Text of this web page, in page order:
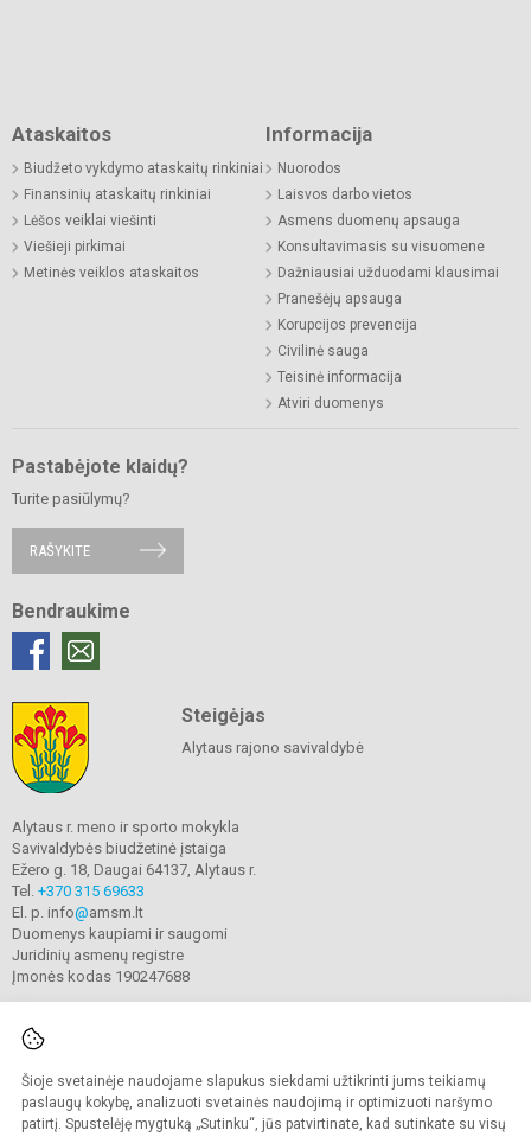
Šioje svetainėje naudojame slapukus siekdami užtikrinti jums teikiamų
paslaugų kokybę, analizuoti svetainės naudojimą ir optimizuoti naršymo
patirtį. Spustelėję mygtuką „Sutinku“, jūs patvirtinate, kad sutinkate su visų
Ataskaitos
Biudžeto vykdymo ataskaitų rinkiniai
Finansinių ataskaitų rinkiniai
Lėšos veiklai viešinti
Viešieji pirkimai
Metinės veiklos ataskaitos
Informacija
Nuorodos
Laisvos darbo vietos
Asmens duomenų apsauga
Konsultavimasis su visuomene
Dažniausiai užduodami klausimai
Pranešėjų apsauga
Korupcijos prevencija
Civilinė sauga
Teisinė informacija
Atviri duomenys
Pastabėjote klaidų?
Turite pasiūlymų?
RAŠYKITE
Bendraukime
Steigėjas
Alytaus rajono savivaldybė
Alytaus r. meno ir sporto mokykla
Savivaldybės biudžetinė įstaiga
Ežero g. 18, Daugai 64137, Alytaus r.
Tel. +370 315 69633
El. p. info@amsm.lt
Duomenys kaupiami ir saugomi
Juridinių asmenų registre
Įmonės kodas 190247688
© 2020. Alytaus r. meno ir sporto mokykla. Visos teisės saugomos.
Kopijuoti turinį be raštiško mokyklos sutikimo griežtai draudžiama.
Prieinamumo paraiška Slapukų valdymas